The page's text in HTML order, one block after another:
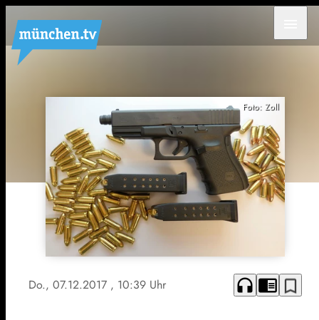
Foto: Zoll
Do., 07.12.2017 , 10:39 Uhr headphones chrome_reader_mode bookmark_border